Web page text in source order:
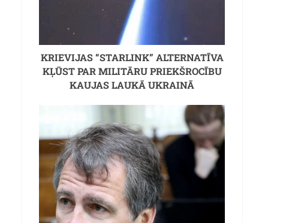
KRIEVIJAS “STARLINK” ALTERNATĪVA
KĻŪST PAR MILITĀRU PRIEKŠROCĪBU
KAUJAS LAUKĀ UKRAINĀ